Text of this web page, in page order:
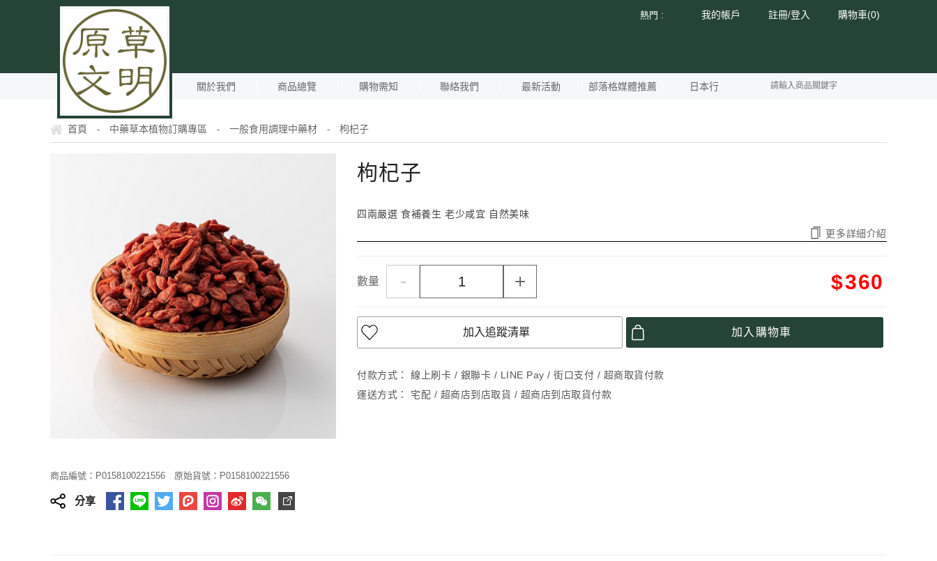
購物車(0)
註冊/登入
我的帳戶
熱門 :
關於我們 商品總覽 購物需知 聯絡我們 最新活動 部落格媒體推薦 日本行
首頁 - 中藥草本植物訂購專區 - 一般食用調理中藥材 - 枸杞子
商品編號：P0158100221556 原始貨號：P0158100221556
分享
枸杞子
四兩嚴選 食補養生 老少咸宜 自然美味
更多詳細介紹
數量 - + $360
加入追蹤清單 加入購物車
付款方式：
線上刷卡 / 銀聯卡 / LINE Pay / 街口支付 / 超商取貨付款
運送方式：
宅配 / 超商店到店取貨 / 超商店到店取貨付款